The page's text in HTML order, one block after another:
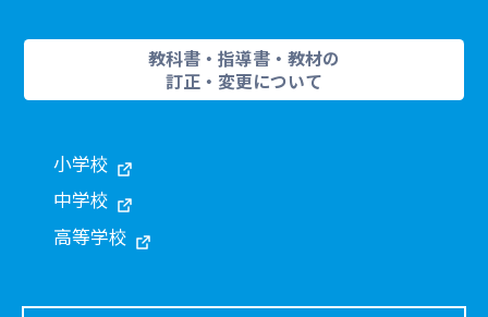
教科書・指導書・教材の
訂正・変更について
小学校
中学校
高等学校